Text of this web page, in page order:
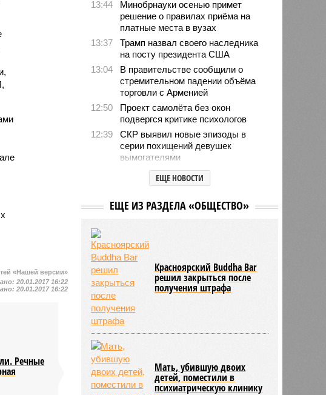
«Нашей версии»
20.01.2017 16:22
20.01.2017 16:22
Речные
13:44
Минобрнауки осенью примет
решение о правилах приёма на
платные места в вузах
13:37
Трамп назвал своего наследника
на посту президента США
13:04
В правительстве сообщили о
стремительном падении объёма
торговли с Арменией
12:50
Проект самолёта без окон
подвергся критике психологов
12:39
СКР выявил новые эпизоды в
серии похищений девушек
вымогателями
Хуснуллин заявил о
необходимости проработки ж/д
океану
12:03
В Египте безработный мужчина
притворялся судьёй и вымогал
11:55
Учёные назвали неожиданный
диабета
ЕЩЕ НОВОСТИ
ЕЩЕ ИЗ РАЗДЕЛА «ОБЩЕСТВО»
Красноярский Buddha Bar
решил закрыться после
получения штрафа
Мать, убившую двоих
детей, поместили в
психиатрическую клинику